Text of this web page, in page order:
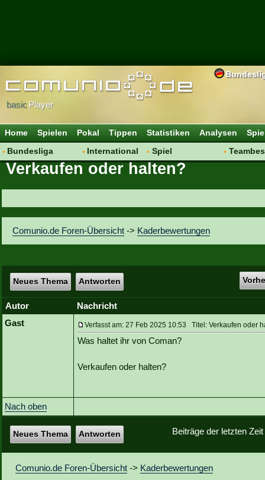
basicPlayer
Home Spielen Pokal Tippen Statistiken Analysen
Bundesliga
Hot News
Vereinsdiskussion
Vereinsfragen
International
Vereine
Spiel
Regeln & Tipps
Verkaufen oder halten?
Comunio.de Foren-Übersicht -> Kaderbewertungen
Neues Thema Antworten
Autor
Nachricht
Gast
Verfasst am: 27 Feb 2025 10:53 Titel: Verkaufen oder
Was haltet ihr von Coman?
Verkaufen oder halten?
Nach oben
Beiträge der letzten
Neues Thema Antworten
Comunio.de Foren-Übersicht -> Kaderbewertungen